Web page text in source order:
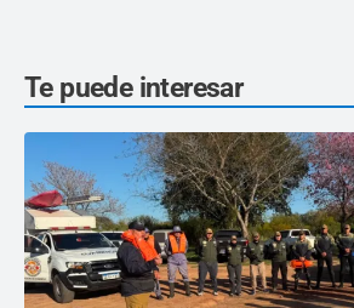
Te puede interesar